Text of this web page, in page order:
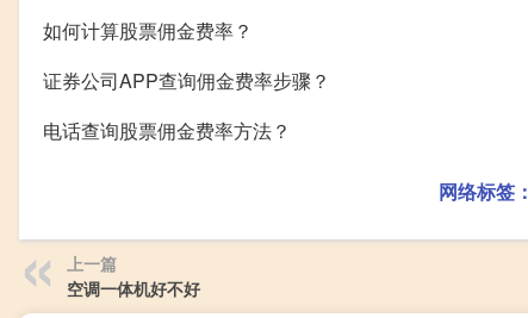
如何计算股票佣金费率？
证券公司APP查询佣金费率步骤？
电话查询股票佣金费率方法？
网络标签：
上一篇
空调一体机好不好